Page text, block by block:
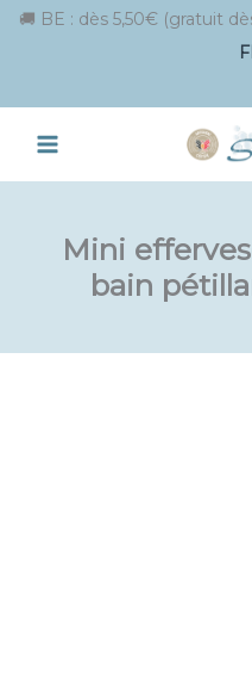
🚚 BE : dès 5,50€ (gratuit
au
contenu
Mini
bain